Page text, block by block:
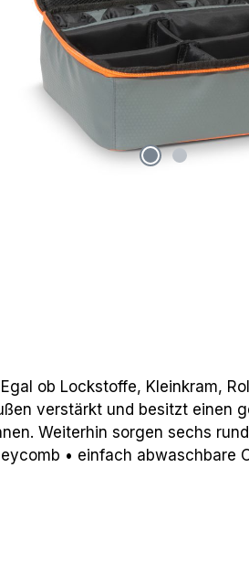
ob Lockstoffe, Kleinkram,
verstärkt und besitzt einen
Weiterhin sorgen sechs
• einfach abwaschbare